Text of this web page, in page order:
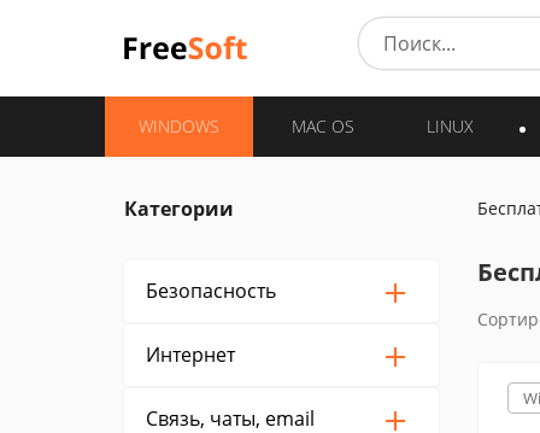
WINDOWS MAC OS LINUX
Категории
Безопасность
Интернет
Связь, чаты, email